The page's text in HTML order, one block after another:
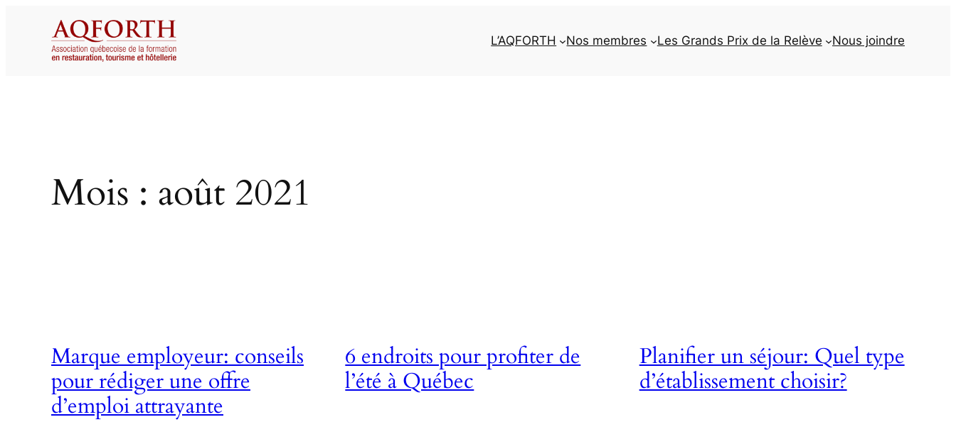
L’AQFORTH Nos membres Les Grands Prix de la Relève Nous joindre
Mois : août 2021
Marque employeur: conseils
pour rédiger une offre
d’emploi attrayante
6 endroits pour profiter de
l’été à Québec
Planifier un séjour: Quel type
d’établissement choisir?